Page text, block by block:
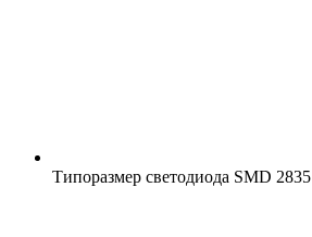
Типоразмер светодиода SMD 2835